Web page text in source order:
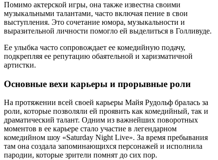
Помимо актерской игры, она также известна своими
музыкальными талантами, часто включая пение в свои
выступления. Это сочетание юмора, музыкальности и
выразительной личности помогло ей выделиться в Голливуде.
Ее улыбка часто сопровождает ее комедийную подачу,
подкрепляя ее репутацию обаятельной и харизматичной
артистки.
Основные вехи карьеры и прорывные роли
На протяжении всей своей карьеры Майя Рудольф бралась за
роли, которые позволяли ей проявить как комедийный, так и
драматический талант. Одним из важнейших поворотных
моментов в ее карьере стало участие в легендарном
комедийном шоу «Saturday Night Live». За время пребывания
там она создала запоминающихся персонажей и исполнила
пародии, которые зрители помнят до сих пор.